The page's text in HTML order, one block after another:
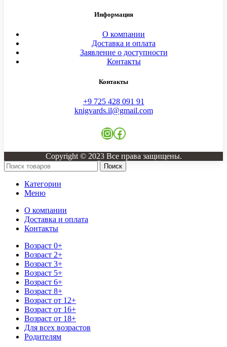
Информация
О компании
Доставка и оплата
Заявление о доступности
Контакты
Контакты
+9 725 428 091 91
knigvards.il@gmail.com
Instagram
Facebook
Copyright © 2023 Все права защищены.
Поиск
Категории
Меню
О компании
Доставка и оплата
Контакты
Возраст 0+
Возраст 2+
Возраст 3+
Возраст 5+
Возраст 6+
Возраст 8+
Возраст от 12+
Возраст от 16+
Возраст от 18+
Для всех возрастов
Родителям